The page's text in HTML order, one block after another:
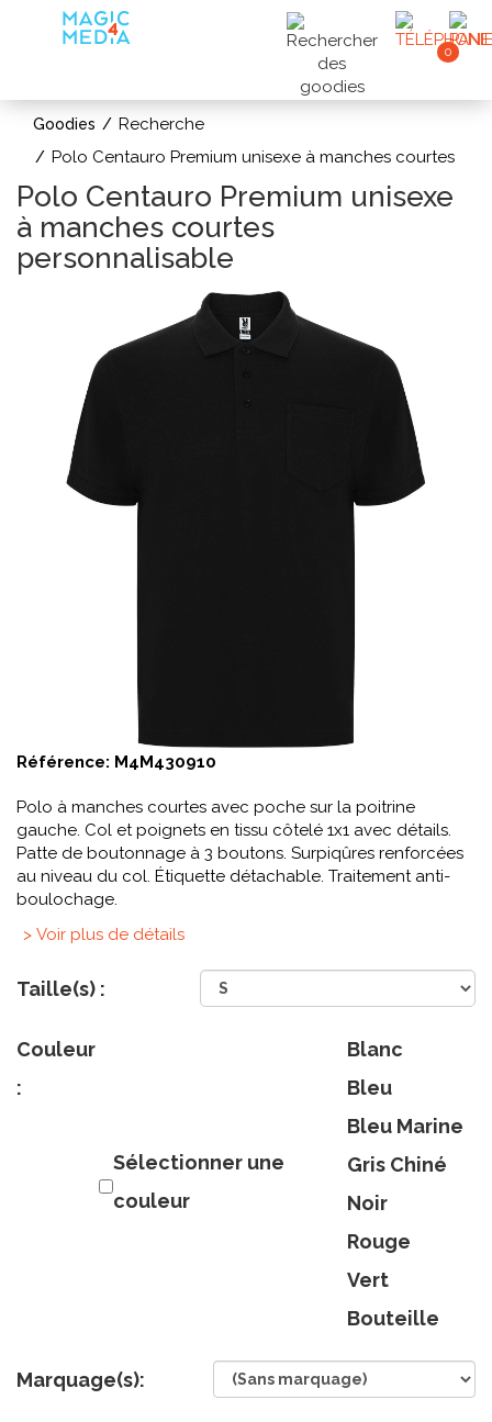
0
Goodies
Recherche
Polo Centauro Premium unisexe à manches courtes
Polo Centauro Premium unisexe
à manches courtes
personnalisable
Référence: M4M430910
Polo à manches courtes avec poche sur la poitrine
gauche. Col et poignets en tissu côtelé 1x1 avec détails.
Patte de boutonnage à 3 boutons. Surpiqûres renforcées
au niveau du col. Étiquette détachable. Traitement anti-
boulochage.
> Voir plus de détails
Taille(s) :
Couleur
:
Sélectionner une
couleur
Blanc
Bleu
Bleu Marine
Gris Chiné
Noir
Rouge
Vert
Bouteille
Marquage(s):